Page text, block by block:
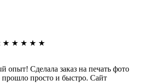
★ ★ ★ ★ ★
опыт! Сделала заказ на печать фото
прошло просто и быстро. Сайт